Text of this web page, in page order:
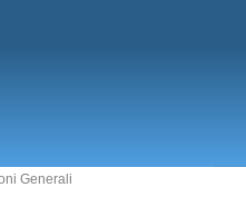
Generali